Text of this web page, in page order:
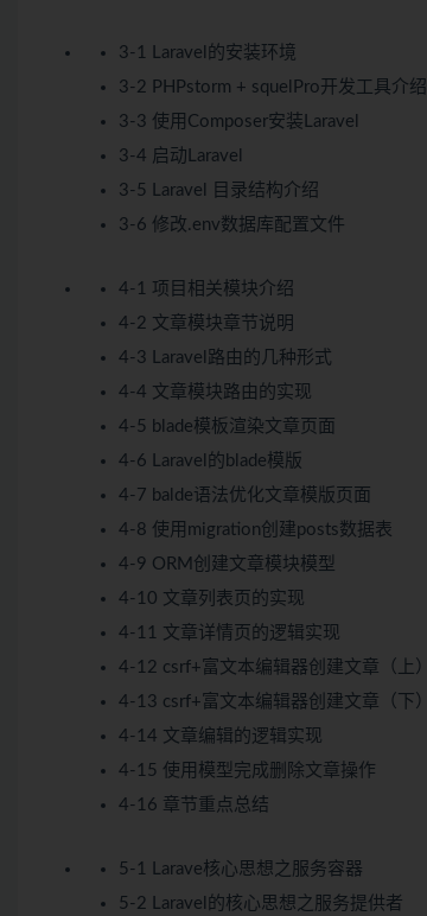
3-1 Laravel的安装环境
3-2 PHPstorm + squelPro开发工具介绍
3-3 使用Composer安装Laravel
3-4 启动Laravel
3-5 Laravel 目录结构介绍
3-6 修改.env数据库配置文件
4-1 项目相关模块介绍
4-2 文章模块章节说明
4-3 Laravel路由的几种形式
4-4 文章模块路由的实现
4-5 blade模板渲染文章页面
4-6 Laravel的blade模版
4-7 balde语法优化文章模版页面
4-8 使用migration创建posts数据表
4-9 ORM创建文章模块模型
4-10 文章列表页的实现
4-11 文章详情页的逻辑实现
4-12 csrf+富文本编辑器创建文章（上）
4-13 csrf+富文本编辑器创建文章（下）
4-14 文章编辑的逻辑实现
4-15 使用模型完成删除文章操作
4-16 章节重点总结
5-1 Larave核心思想之服务容器
5-2 Laravel的核心思想之服务提供者